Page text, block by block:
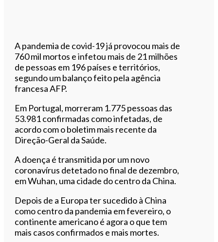
A pandemia de covid-19 já provocou mais de
760 mil mortos e infetou mais de 21 milhões
de pessoas em 196 países e territórios,
segundo um balanço feito pela agência
francesa AFP.
Em Portugal, morreram 1.775 pessoas das
53.981 confirmadas como infetadas, de
acordo com o boletim mais recente da
Direção-Geral da Saúde.
A doença é transmitida por um novo
coronavírus detetado no final de dezembro,
em Wuhan, uma cidade do centro da China.
Depois de a Europa ter sucedido à China
como centro da pandemia em fevereiro, o
continente americano é agora o que tem
mais casos confirmados e mais mortes.